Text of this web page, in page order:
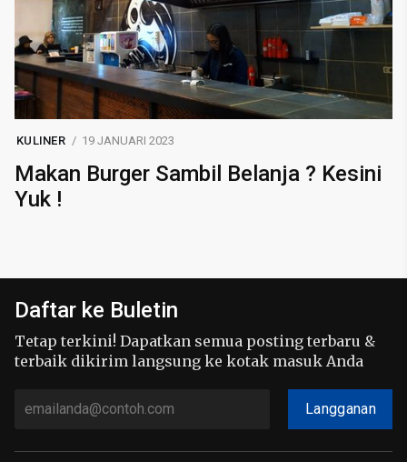
KULINER 19 JANUARI 2023
Makan Burger Sambil Belanja ? Kesini
Yuk !
Daftar ke Buletin
Tetap terkini! Dapatkan semua posting terbaru &
terbaik dikirim langsung ke kotak masuk Anda
Langganan